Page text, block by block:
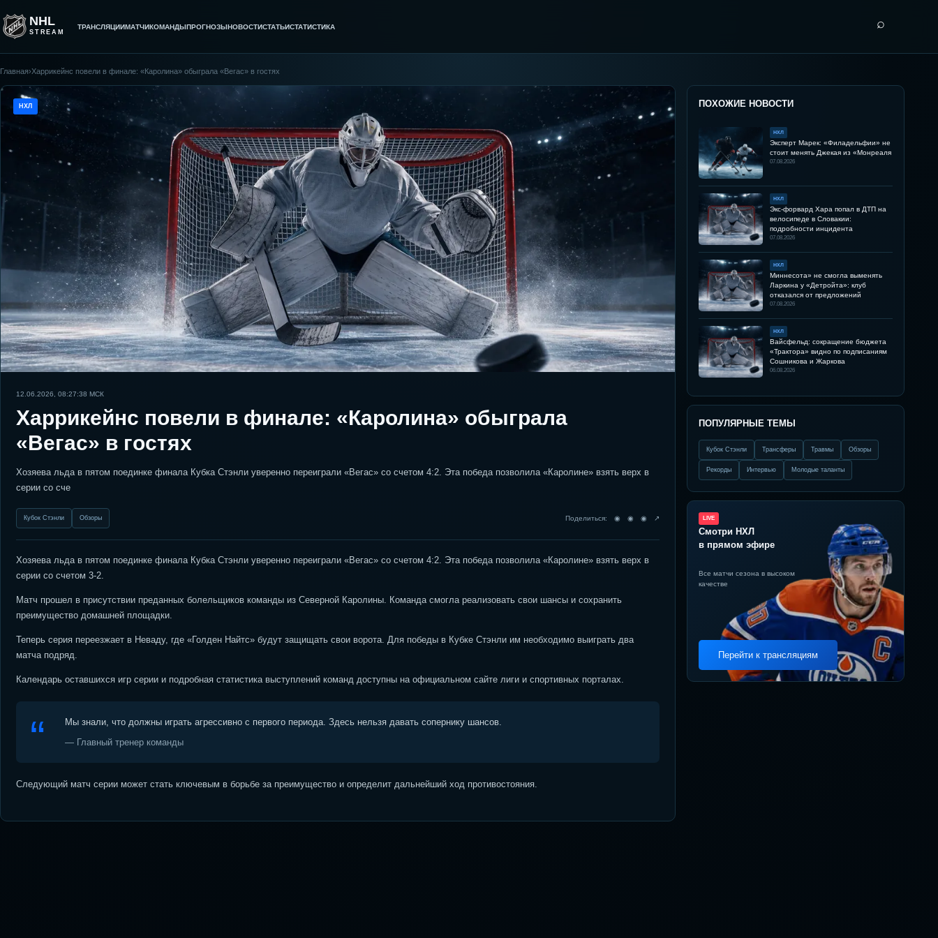
NHL
STREAM
ТРАНСЛЯЦИИМАТЧИКОМАНДЫПРОГНОЗЫНОВОСТИСТАТЬИСТАТИСТИКА ⌕
Главная›Харрикейнс повели в финале: «Каролина» обыграла «Вегас» в гостях
НХЛ
12.06.2026, 08:27:38 МСК
Харрикейнс повели в финале: «Каролина» обыграла
«Вегас» в гостях
Хозяева льда в пятом поединке финала Кубка Стэнли уверенно переиграли «Вегас» со счетом 4:2. Эта победа позволила «Каролине» взять верх в
серии со сче
Кубок Стэнли Обзоры Поделиться: ◉ ◉ ◉ ↗
Хозяева льда в пятом поединке финала Кубка Стэнли уверенно переиграли «Вегас» со счетом 4:2. Эта победа позволила «Каролине» взять верх в
серии со счетом 3-2.
Матч прошел в присутствии преданных болельщиков команды из Северной Каролины. Команда смогла реализовать свои шансы и сохранить
преимущество домашней площадки.
Теперь серия переезжает в Неваду, где «Голден Найтс» будут защищать свои ворота. Для победы в Кубке Стэнли им необходимо выиграть два
матча подряд.
Календарь оставшихся игр серии и подробная статистика выступлений команд доступны на официальном сайте лиги и спортивных порталах.
Мы знали, что должны играть агрессивно с первого периода. Здесь нельзя давать сопернику шансов.
— Главный тренер команды
Следующий матч серии может стать ключевым в борьбе за преимущество и определит дальнейший ход противостояния.
ПОХОЖИЕ НОВОСТИ
НХЛ
Эксперт Марек: «Филадельфии» не
стоит менять Джекая из «Монреаля
07.08.2026
НХЛ
Экс-форвард Хара попал в ДТП на
велосипеде в Словакии:
подробности инцидента
07.08.2026
НХЛ
Миннесота» не смогла выменять
Ларкина у «Детройта»: клуб
отказался от предложений
07.08.2026
НХЛ
Вайсфельд: сокращение бюджета
«Трактора» видно по подписаниям
Сошникова и Жаркова
06.08.2026
ПОПУЛЯРНЫЕ ТЕМЫ
Кубок Стэнли Трансферы Травмы Обзоры
Рекорды Интервью Молодые таланты
LIVE
Смотри НХЛ
в прямом эфире
Все матчи сезона в высоком
качестве
Перейти к трансляциям